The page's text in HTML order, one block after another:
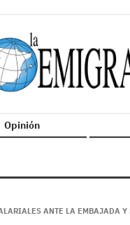
Opinión
ANTE LA EMBAJADA Y